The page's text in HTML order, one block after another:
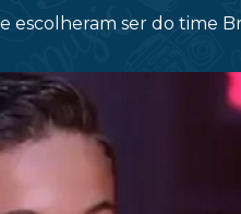
escolheram ser do